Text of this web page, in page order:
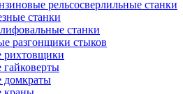
рельсосверлильные станки
станки
станки
разгонщики стыков
рихтовщики
домкраты